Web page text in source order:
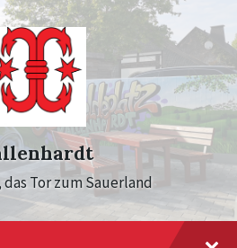
Tor zum Sauerland